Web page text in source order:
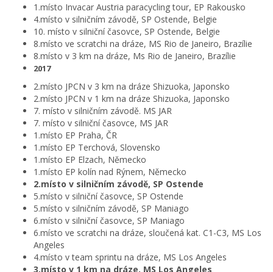
1.místo Invacar Austria paracycling tour, EP Rakousko
4.místo v silničním závodě, SP Ostende, Belgie
10. místo v silniční časovce, SP Ostende, Belgie
8.místo ve scratchi na dráze, MS Rio de Janeiro, Brazílie
8.místo v 3 km na dráze, Ms Rio de Janeiro, Brazílie
2017
2.místo JPCN v 3 km na dráze Shizuoka, Japonsko
2.místo JPCN v 1 km na dráze Shizuoka, Japonsko
7. místo v silničním závodě. MS JAR
7. místo v silniční časovce, MS JAR
1.místo EP Praha, ČR
1.místo EP Terchová, Slovensko
1.místo EP Elzach, Německo
1.místo EP kolín nad Rýnem, Německo
2.místo v silničním závodě, SP Ostende
5.místo v silniční časovce, SP Ostende
5.místo v silničním závodě, SP Maniago
6.místo v silniční časovce, SP Maniago
6.místo ve scratchi na dráze, sloučená kat. C1-C3, MS Los
Angeles
4.místo v team sprintu na dráze, MS Los Angeles
3.místo v 1 km na dráze, MS Los Angeles